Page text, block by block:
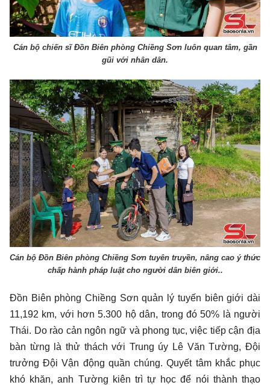
Cán bộ chiến sĩ Đồn Biên phòng Chiềng Sơn luôn quan tâm, gần
gũi với nhân dân.
Cán bộ Đồn Biên phòng Chiềng Sơn tuyên truyền, nâng cao ý thức
chấp hành pháp luật cho người dân biên giới..
Đồn Biên phòng Chiềng Sơn quản lý tuyến biên giới dài
11,192 km, với hơn 5.300 hộ dân, trong đó 50% là người
Thái. Do rào cản ngôn ngữ và phong tục, việc tiếp cận địa
bàn từng là thử thách với Trung úy Lê Văn Tường, Đội
trưởng Đội Vận động quần chúng. Quyết tâm khắc phục
khó khăn, anh Tường kiên trì tự học để nói thành thạo